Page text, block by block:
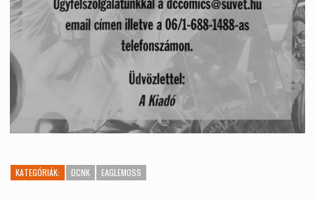
KATEGÓRIÁK: DCNK EAGLEMOSS